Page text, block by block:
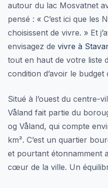
autour du lac Mosvatnet
pensé : « C’est ici que les
choisissent de vivre. » Et
envisagez de vivre à
tout en haut de votre liste
condition d’avoir le budget
Situé à l’ouest du centre-
Våland fait partie du
og Våland, qui compte
km². C’est un quartier
et pourtant étonnamment
cœur de la ville. Un